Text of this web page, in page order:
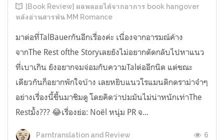
[Book Review] ผลพลอยได้จากอาการ book hangover
หลังอ่านสารพัน MM Romance
มาต่อที่TalBauerกันอีกเรื่องค่ะ เนื่องจากอารมณ์ค้าง
จากThe Rest ofthe Storyเลยยังไม่อยากตัดกลับไปหาแนว
ที่เบาเกิน ยังอยากจมจ่อมกับความTalต่ออีกนิด แต่ขณะ
เดียวกันก็อยากพักใจบ้าง เลยหยิบแนวโรแมนติกดราม่าจ๋าๆ
อย่างเรื่องนี้ขึ้นมาชิมดู โดยคิดว่าปมมันไม่น่าหนักเท่าThe
Restมั้ง??? 😂เรื่องย่อ: Noël หนุ่ม PR จ...
Parntranslation and Review 6